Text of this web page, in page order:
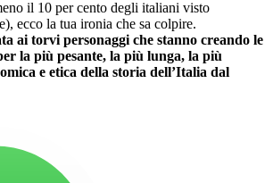
il 10 per cento degli italiani visto
ecco la tua ironia che sa colpire.
ai torvi personaggi che stanno creando le
la più pesante, la più lunga, la più
e etica della storia dell’Italia dal